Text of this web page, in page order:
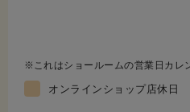
これはショールームの営業日カレ
オンラインショップ店休日